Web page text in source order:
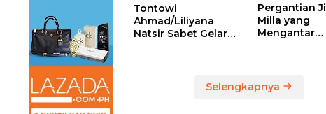
Tontowi
Ahmad/Liliyana
Natsir Sabet Gelar
Pergantian
Milla yang
Mengantar
Selengkapnya